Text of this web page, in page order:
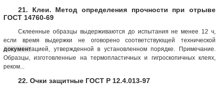
21. Клеи. Метод определения прочности при отрыве
ГОСТ 14760-69
Склеенные образцы выдерживаются до испытания не менее 12 ч,
если время выдержки не оговорено соответствующей технической
документацией, утвержденной в установленном порядке. Примечание.
Образцы, изготовленные на термопластичных и гигроскопичных клеях,
реком...
22. Очки защитные ГОСТ Р 12.4.013-97